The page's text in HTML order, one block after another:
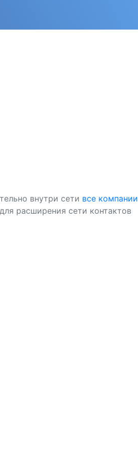
внутри сети все компании
расширения сети контактов